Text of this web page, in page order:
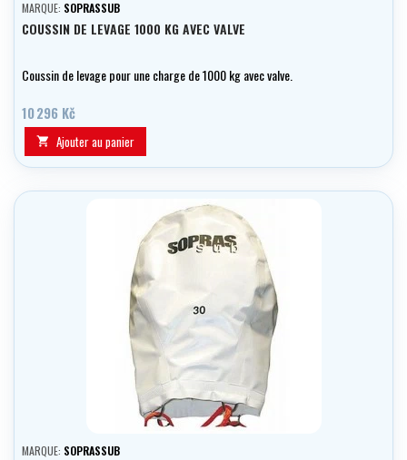
MARQUE: SOPRASSUB
COUSSIN DE LEVAGE 1000 KG AVEC VALVE
Coussin de levage pour une charge de 1000 kg avec valve.
10 296 Kč
 Ajouter au panier
MARQUE: SOPRASSUB